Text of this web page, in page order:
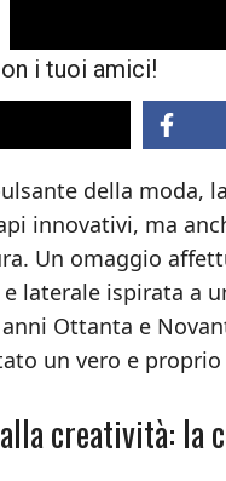
i tuoi amici!
della moda,
innovativi, ma
Un omaggio
e laterale ispirata a
Ottanta e
un vero e
creatività: la